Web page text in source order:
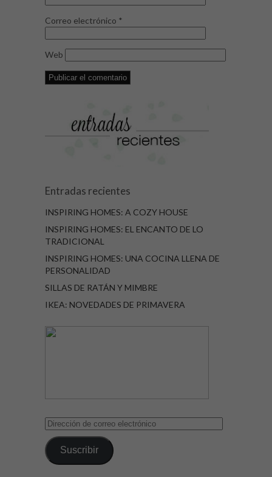
Correo electrónico *
Web
Entradas recientes
INSPIRING HOMES: A COZY HOUSE
INSPIRING HOMES: EL ENCANTO DE LO
TRADICIONAL
INSPIRING HOMES: UNA COCINA LLENA DE
PERSONALIDAD
SILLAS DE RATÁN Y MIMBRE
IKEA: NOVEDADES DE PRIMAVERA
Dirección
correo
electrónico
Suscribir